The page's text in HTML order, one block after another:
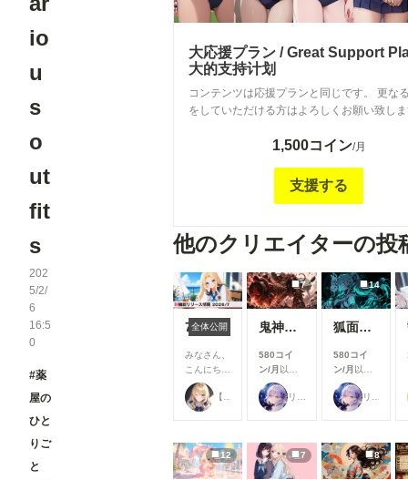
io
u
s
o
ut
fit
s
202
5/2/
6
16:5
0
#薬
屋の
ひと
りご
と
大応援プラン / Great Support
大的支持计划
コンテンツは応援プランと同じです。 更な
をしていただける方はよろしくお願い致し
plan is for those who support me further. 内
1,500コイン/月
支援する
他のクリエイターの投
7月リリース新機能情報
全体公開
みなさん、
こんにち
は！🌟 今
回は、7月
に実施した
アップデー
ト内容をご
紹介しま
7
鬼神装甲・震天の金棒
580コイ
ン/月 以上
支援すると
見ることが
できます
14
狐面の忍者ガール
580コイ
ン/月 以上
支援すると
見ることが
できます
12 7 8